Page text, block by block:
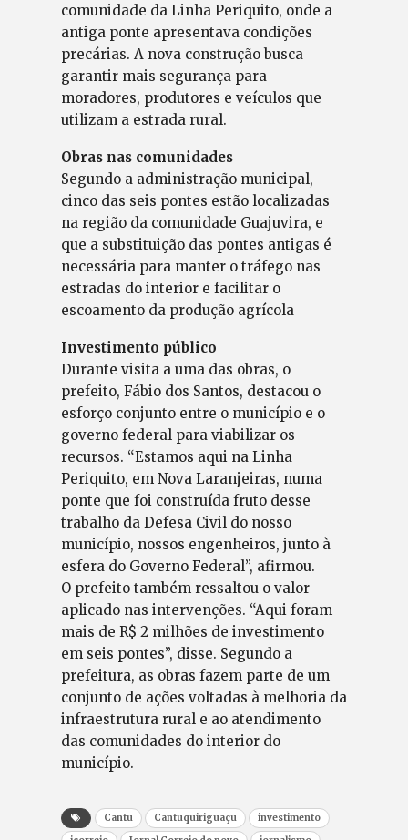
comunidade da Linha Periquito, onde a
antiga ponte apresentava condições
precárias. A nova construção busca
garantir mais segurança para
moradores, produtores e veículos que
utilizam a estrada rural.
Obras nas comunidades
Segundo a administração municipal,
cinco das seis pontes estão localizadas
na região da comunidade Guajuvira, e
que a substituição das pontes antigas é
necessária para manter o tráfego nas
estradas do interior e facilitar o
escoamento da produção agrícola
Investimento público
Durante visita a uma das obras, o
prefeito, Fábio dos Santos, destacou o
esforço conjunto entre o município e o
governo federal para viabilizar os
recursos. “Estamos aqui na Linha
Periquito, em Nova Laranjeiras, numa
ponte que foi construída fruto desse
trabalho da Defesa Civil do nosso
município, nossos engenheiros, junto à
esfera do Governo Federal”, afirmou.
O prefeito também ressaltou o valor
aplicado nas intervenções. “Aqui foram
mais de R$ 2 milhões de investimento
em seis pontes”, disse. Segundo a
prefeitura, as obras fazem parte de um
conjunto de ações voltadas à melhoria da
infraestrutura rural e ao atendimento
das comunidades do interior do
município.
Cantu Cantuquiriguaçu
investimento